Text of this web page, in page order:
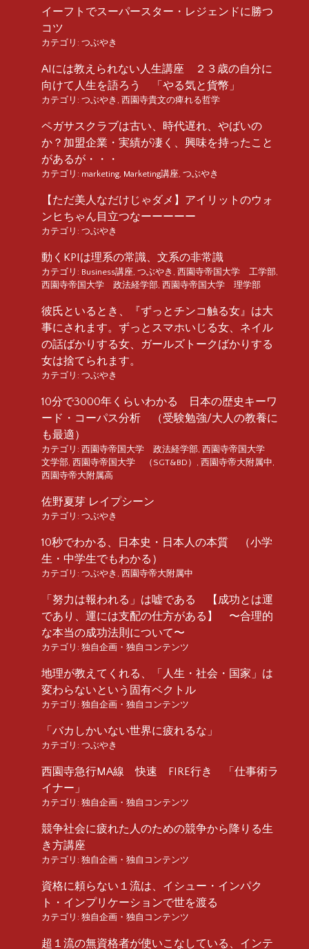
イーフトでスーパースター・レジェンドに勝つ
コツ
カテゴリ: つぶやき
AIには教えられない人生講座 ２３歳の自分に
向けて人生を語ろう 「やる気と貨幣」
カテゴリ: つぶやき , 西園寺貴文の痺れる哲学
ペガサスクラブは古い、時代遅れ、やばいの
か？加盟企業・実績が凄く、興味を持ったこと
があるが・・・
カテゴリ: marketing, Marketing講座, つぶやき
【ただ美人なだけじゃダメ】アイリットのウォ
ンヒちゃん目立つなーーーーー
カテゴリ: つぶやき
動くKPIは理系の常識、文系の非常識
カテゴリ: Business講座, つぶやき , 西園寺帝国大学 工学部,
西園寺帝国大学 政法経学部, 西園寺帝国大学 理学部
彼氏といるとき、『ずっとチンコ触る女』は大
事にされます。ずっとスマホいじる女、ネイル
の話ばかりする女、ガールズトークばかりする
女は捨てられます。
カテゴリ: つぶやき
10分で3000年くらいわかる 日本の歴史キーワ
ード・コーパス分析 （受験勉強/大人の教養に
も最適）
カテゴリ: 西園寺帝国大学 政法経学部, 西園寺帝国大学
文学部, 西園寺帝国大学 （SGT&BD） , 西園寺帝大附属中,
西園寺帝大附属高
佐野夏芽 レイプシーン
カテゴリ: つぶやき
10秒でわかる、日本史・日本人の本質 （小学
生・中学生でもわかる）
カテゴリ: つぶやき , 西園寺帝大附属中
「努力は報われる」は嘘である 【成功とは運
であり、運には支配の仕方がある】 〜合理的
な本当の成功法則について〜
カテゴリ: 独自企画・独自コンテンツ
地理が教えてくれる、「人生・社会・国家」は
変わらないという固有ベクトル
カテゴリ: 独自企画・独自コンテンツ
「バカしかいない世界に疲れるな」
カテゴリ: つぶやき
西園寺急行MA線 快速 FIRE行き 「仕事術ラ
イナー」
カテゴリ: 独自企画・独自コンテンツ
競争社会に疲れた人のための競争から降りる生
き方講座
カテゴリ: 独自企画・独自コンテンツ
資格に頼らない１流は、イシュー・インパク
ト・インプリケーションで世を渡る
カテゴリ: 独自企画・独自コンテンツ
超１流の無資格者が使いこなしている、インテ